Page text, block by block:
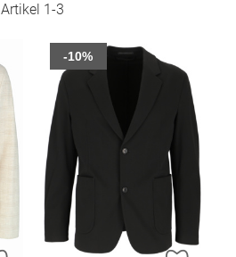
Artikel 1-3
-10%